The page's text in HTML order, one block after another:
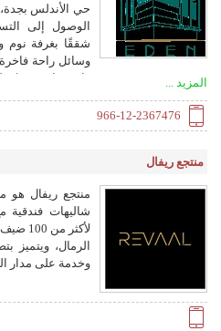
حي الأندلس
الوصول إلى
شققًا بغرفة نوم
وسائل راحة
فاي مجاني ومركز
المزيد ...
966-12-2367476
منتجع ريفال
منتجع ريفال هو
شاليهات
الرمال، ويتميز
وخدمة على مدار